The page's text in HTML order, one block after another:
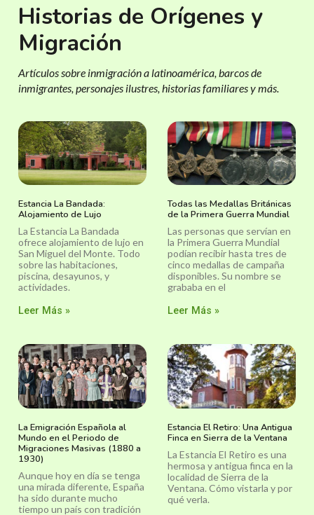
Historias de Orígenes y
Migración
Artículos sobre inmigración a latinoamérica, barcos de
inmigrantes, personajes ilustres, historias familiares y más.
Estancia La Bandada:
Alojamiento de Lujo
La Estancia La Bandada
ofrece alojamiento de lujo en
San Miguel del Monte. Todo
sobre las habitaciones,
piscina, desayunos, y
actividades.
Leer Más »
Todas las Medallas Británicas
de la Primera Guerra Mundial
Las personas que servían en
la Primera Guerra Mundial
podían recibir hasta tres de
cinco medallas de campaña
disponibles. Su nombre se
grababa en el
Leer Más »
La Emigración Española al
Mundo en el Periodo de
Migraciones Masivas (1880 a
1930)
Aunque hoy en día se tenga
una mirada diferente, España
ha sido durante mucho
tiempo un país con tradición
Estancia El Retiro: Una Antigua
Finca en Sierra de la Ventana
La Estancia El Retiro es una
hermosa y antigua finca en la
localidad de Sierra de la
Ventana. Cómo vistarla y por
qué verla.